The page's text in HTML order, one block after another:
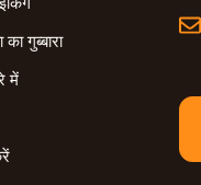
गुब्बारा
में